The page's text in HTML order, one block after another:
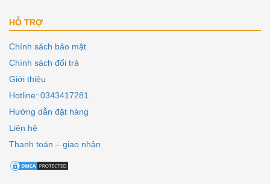
HỖ TRỢ
Chính sách bảo mật
Chính sách đổi trả
Giới thiệu
Hotline: 0343417281
Hướng dẫn đặt hàng
Liên hệ
Thanh toán – giao nhận